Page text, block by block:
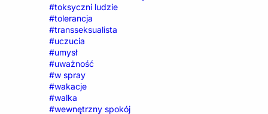
#toksyczni ludzie
#tolerancja
#transseksualista
#uczucia
#umysł
#uważność
#w spray
#wakacje
#walka
#wewnętrzny spokój